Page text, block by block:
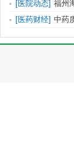
[医院动态] 福州
[医药财经] 中药